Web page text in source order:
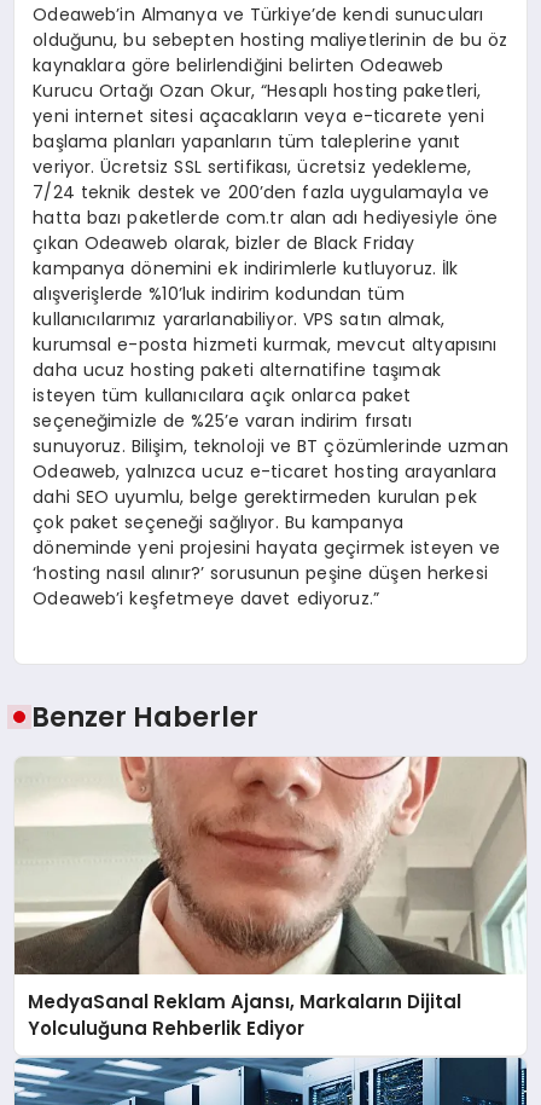
Odeaweb’in Almanya ve Türkiye’de kendi sunucuları
olduğunu, bu sebepten hosting maliyetlerinin de bu öz
kaynaklara göre belirlendiğini belirten Odeaweb
Kurucu Ortağı Ozan Okur, “Hesaplı hosting paketleri,
yeni internet sitesi açacakların veya e-ticarete yeni
başlama planları yapanların tüm taleplerine yanıt
veriyor. Ücretsiz SSL sertifikası, ücretsiz yedekleme,
7/24 teknik destek ve 200’den fazla uygulamayla ve
hatta bazı paketlerde com.tr alan adı hediyesiyle öne
çıkan Odeaweb olarak, bizler de Black Friday
kampanya dönemini ek indirimlerle kutluyoruz. İlk
alışverişlerde %10’luk indirim kodundan tüm
kullanıcılarımız yararlanabiliyor. VPS satın almak,
kurumsal e-posta hizmeti kurmak, mevcut altyapısını
daha ucuz hosting paketi alternatifine taşımak
isteyen tüm kullanıcılara açık onlarca paket
seçeneğimizle de %25’e varan indirim fırsatı
sunuyoruz. Bilişim, teknoloji ve BT çözümlerinde uzman
Odeaweb, yalnızca ucuz e-ticaret hosting arayanlara
dahi SEO uyumlu, belge gerektirmeden kurulan pek
çok paket seçeneği sağlıyor. Bu kampanya
döneminde yeni projesini hayata geçirmek isteyen ve
‘hosting nasıl alınır?’ sorusunun peşine düşen herkesi
Odeaweb’i keşfetmeye davet ediyoruz.”
Benzer Haberler
MedyaSanal Reklam Ajansı, Markaların Dijital
Yolculuğuna Rehberlik Ediyor